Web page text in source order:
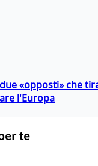
«opposti» che
l'Europa
te